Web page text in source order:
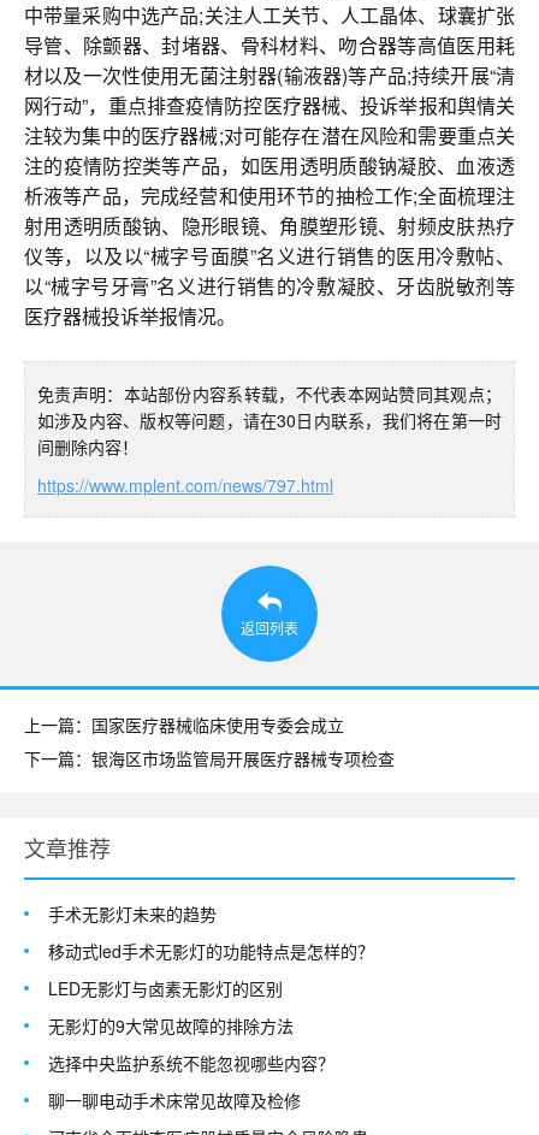
中带量采购中选产品;关注人工关节、人工晶体、球囊扩张
导管、除颤器、封堵器、骨科材料、吻合器等高值医用耗
材以及一次性使用无菌注射器(输液器)等产品;持续开展“清
网行动”，重点排查疫情防控医疗器械、投诉举报和舆情关
注较为集中的医疗器械;对可能存在潜在风险和需要重点关
注的疫情防控类等产品，如医用透明质酸钠凝胶、血液透
析液等产品，完成经营和使用环节的抽检工作;全面梳理注
射用透明质酸钠、隐形眼镜、角膜塑形镜、射频皮肤热疗
仪等，以及以“械字号面膜”名义进行销售的医用冷敷帖、
以“械字号牙膏”名义进行销售的冷敷凝胶、牙齿脱敏剂等
医疗器械投诉举报情况。
免责声明：本站部份内容系转载，不代表本网站赞同其观点；
如涉及内容、版权等问题，请在30日内联系，我们将在第一时
间删除内容！
https://www.mplent.com/news/797.html
返回列表
上一篇：国家医疗器械临床使用专委会成立
下一篇：银海区市场监管局开展医疗器械专项检查
文章推荐
手术无影灯未来的趋势
移动式led手术无影灯的功能特点是怎样的？
LED无影灯与卤素无影灯的区别
无影灯的9大常见故障的排除方法
选择中央监护系统不能忽视哪些内容？
聊一聊电动手术床常见故障及检修